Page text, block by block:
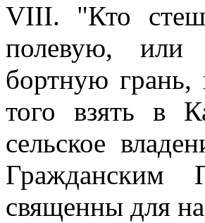
VIII. "Кто
полевую, или
бортную грань,
того взять в
сельское
Гражданским
священны для